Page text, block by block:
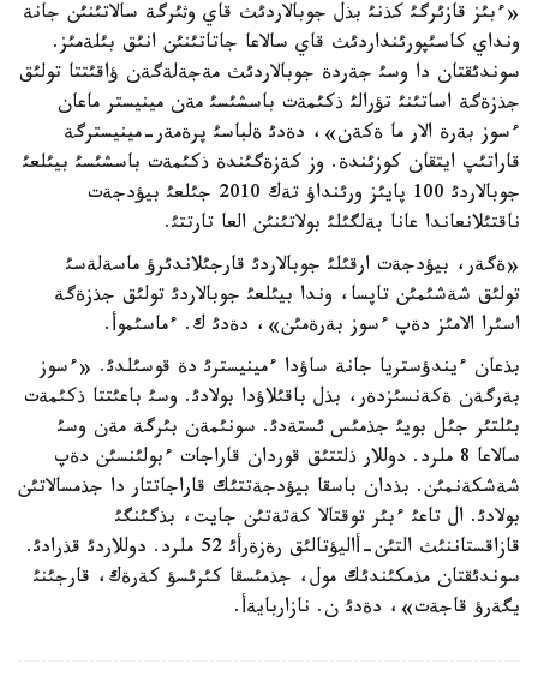
«ءبئز قازئرگئ كذنئ بذل جوبالاردئث قاي وثئرگة سالاتئنئن جانة
ونداي كاسئپورئنداردئث قاي سالاعا جاتاتئنئن انئق بئلةمئز.
سوندئقتان دا وسئ جةردة جوبالاردئث مةجةلةگةن ؤاقئتتا تولئق
جذزةگة اساتئنئ تؤرالئ ذكئمةت باسشئسئ مةن مينيستر ماعان
ءسوز بةرة الار ما ةكةن»، دةدئ ةلباسئ پرةمةر-مينيسترگة
قاراتئپ ايتقان كوزئندة. وز كةزةگئندة ذكئمةت باسشئسئ بيئلعئ
جوبالاردئ 100 پايئز ورئنداؤ تةك 2010 جئلعئ بيؤدجةت
ناقتئلانعاندا عانا بةلگئلئ بولاتئنئن العا تارتتئ.
«ةگةر، بيؤدجةت ارقئلئ جوبالاردئ قارجئلاندئرؤ ماسةلةسئ
تولئق شةشئمئن تاپسا، وندا بيئلعئ جوبالاردئ تولئق جذزةگة
اسئرا الامئز دةپ ءسوز بةرةمئن»، دةدئ ك. ءماسئموأ.
بذعان ءيندؤستريا جانة ساؤدا ءمينيسترئ دة قوسئلدئ. «ءسوز
بةرگةن ةكةنسئزدةر، بذل باقئلاؤدا بولادئ. وسئ باعئتتا ذكئمةت
بئلتئر جئل بويئ جذمئس ئستةدئ. سونئمةن بئرگة مةن وسئ
سالاعا 8 ملرد. دوللار ذلتتئق قوردان قاراجات ءبولئنسئن دةپ
شةشكةنمئن. بذدان باسقا بيؤدجةتتئك قاراجاتتار دا جذمسالاتئن
بولادئ. ال تاعئ ءبئر توقتالا كةتةتئن جايت، بذگئنگئ
قازاقستاننئث التئن-أاليؤتالئق رةزةرأئ 52 ملرد. دوللاردئ قذرادئ.
سوندئقتان مذمكئندئك مول، جذمئسقا كئرئسؤ كةرةك، قارجئنئ
يگةرؤ قاجةت»، دةدئ ن. نازاربايةأ.